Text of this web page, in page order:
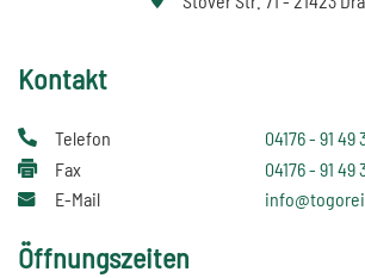
Kontakt
Telefon
04176 - 91 49
Fax
04176 - 91 49
E-Mail
Öffnungszeiten